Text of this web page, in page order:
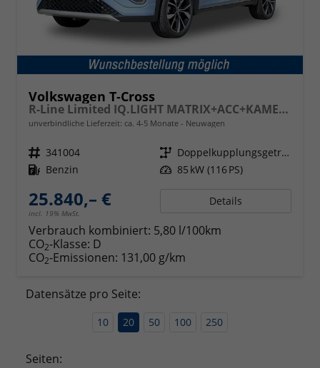
Volkswagen T-Cross
R-Line Limited IQ.LIGHT MATRIX+ACC+KAMERA+18'' ALU
unverbindliche Lieferzeit: ca. 4-5 Monate Neuwagen
Fahrzeugnr. 341004 Getriebe
Doppelkupplungsgetriebe (DSG)
Kraftstoff Benzin Leistung 85 kW (116 PS)
25.840,– €
incl. 19% MwSt.
Details
Verbrauch kombiniert: 5,80 l/100km
CO2-Klasse: D
CO2-Emissionen: 131,00 g/km
Datensätze pro Seite:
10 20 50 100 250
Seiten: